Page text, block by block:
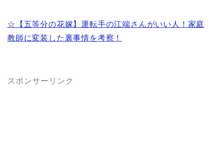
☆【五等分の花嫁】運転手の江端さんがいい人！家庭
教師に変装した裏事情を考察！
スポンサーリンク